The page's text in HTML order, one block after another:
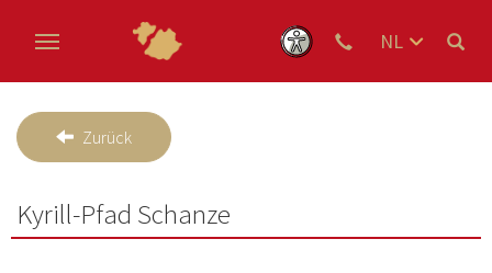
NL
Zurück
Kyrill-Pfad Schanze